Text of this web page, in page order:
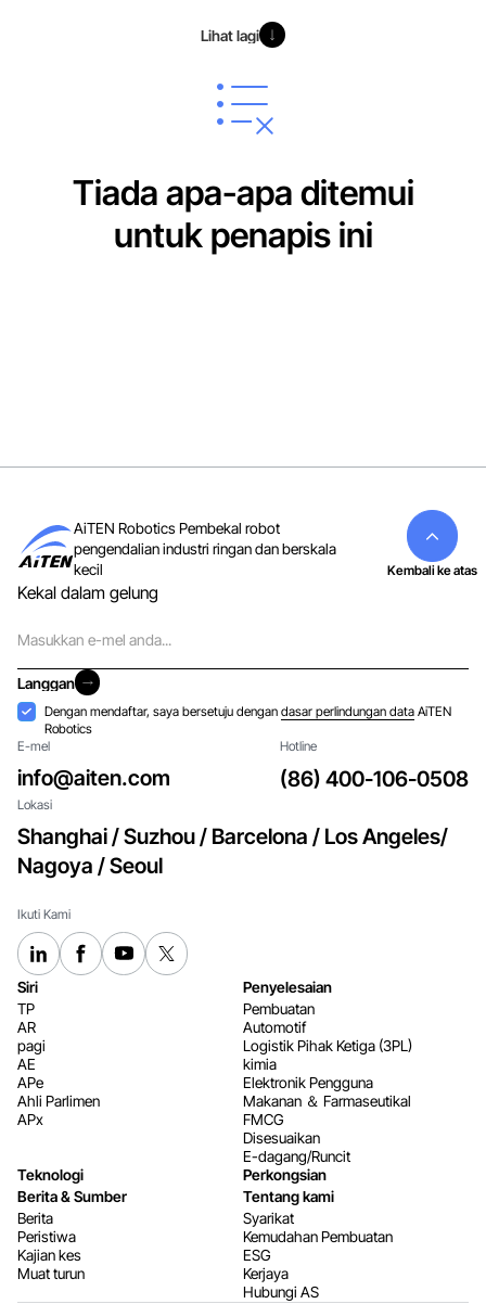
Lihat lagi
Tiada apa-apa ditemui
untuk penapis ini
AiTEN Robotics Pembekal robot
pengendalian industri ringan dan berskala
kecil
Kekal dalam gelung
mel
Langgan
Langgan
Penerimaan
Dengan mendaftar, saya bersetuju dengan dasar perlindungan dataAiTEN
Robotics
E-mel
info@aiten.com
Hotline
(86) 400-106-0508
Lokasi
Shanghai / Suzhou / Barcelona / Los Angeles/
Nagoya / Seoul
Ikuti Kami
Siri
TP
AR
pagi
AE
APe
Ahli Parlimen
APx
Penyelesaian
Pembuatan
Automotif
Logistik Pihak Ketiga (3PL)
kimia
Elektronik Pengguna
Makanan ＆ Farmaseutikal
FMCG
Disesuaikan
E-dagang/Runcit
Teknologi
Perkongsian
Berita & Sumber
Berita
Peristiwa
Kajian kes
Muat turun
Tentang kami
Syarikat
Kemudahan Pembuatan
ESG
Kerjaya
Hubungi AS
Kembali ke atas